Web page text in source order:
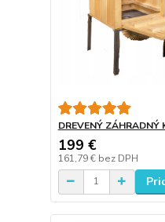
DREVENÝ
199 €
161,79 € bez DPH